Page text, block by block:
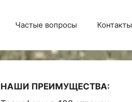
Частые вопросы Контакты
НАШИ ПРЕИМУЩЕСТВА: